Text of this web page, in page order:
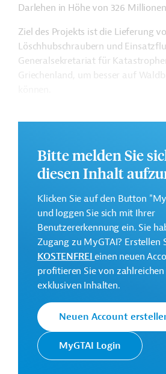
Darlehen in Höhe von 326
Ziel des Projekts ist die Lieferung
Löschhubschraubern und
Generalsekretariat für
Griechenland, um besser auf
GTAI informiert über die
EIB:
und praktische Hinweise zur
434 Millionen Euro (voraussichtlich)
Geberbeitrag:
326 Millionen Euro
Kontaktadressen
Die EIB
Bitte melden Sie
diesen Inhalt
Klicken Sie auf den Button
und loggen Sie sich mit Ihrer
Benutzererkennung ein. Sie
Zugang zu MyGTAI? Erstellen
KOSTENFREIeinen neuen
profitieren Sie von
exklusiven Inhalten.
Neuen Account
MyGTAI Login